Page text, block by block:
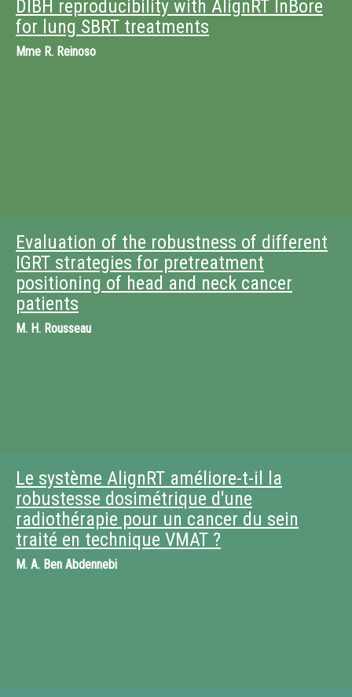
DIBH reproducibility with AlignRT InBore
for lung SBRT treatments
Mme R. Reinoso
Evaluation of the robustness of different
IGRT strategies for pretreatment
positioning of head and neck cancer
patients
M. H. Rousseau
Le système AlignRT améliore-t-il la
robustesse dosimétrique d'une
radiothérapie pour un cancer du sein
traité en technique VMAT ?
M. A. Ben Abdennebi